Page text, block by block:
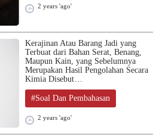
2 years 'ago'
Kerajinan Atau Barang Jadi yang
Terbuat dari Bahan Serat, Benang,
Maupun Kain, yang Sebelumnya
Merupakan Hasil Pengolahan Secara
Kimia Disebut…
#Soal Dan Pembahasan
2 years 'ago'